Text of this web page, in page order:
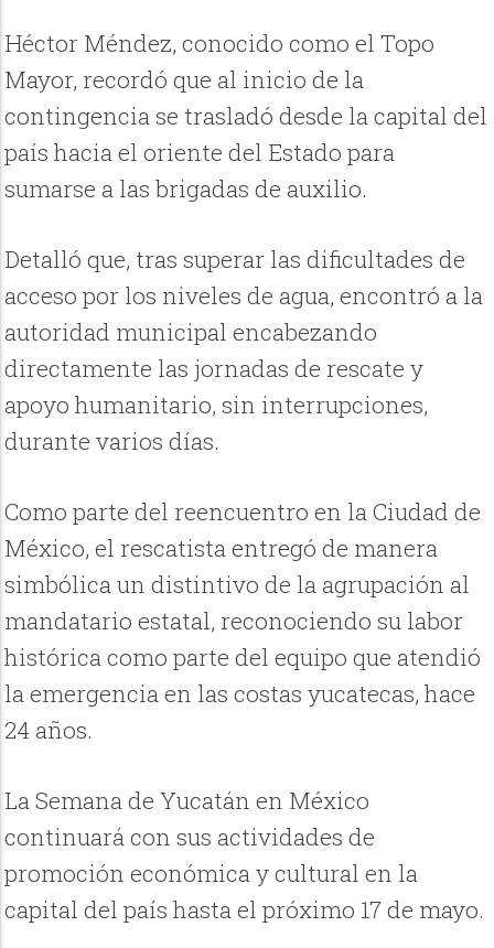
Héctor Méndez, conocido como el Topo
Mayor, recordó que al inicio de la
contingencia se trasladó desde la capital del
país hacia el oriente del Estado para
sumarse a las brigadas de auxilio.
Detalló que, tras superar las dificultades de
acceso por los niveles de agua, encontró a la
autoridad municipal encabezando
directamente las jornadas de rescate y
apoyo humanitario, sin interrupciones,
durante varios días.
Como parte del reencuentro en la Ciudad de
México, el rescatista entregó de manera
simbólica un distintivo de la agrupación al
mandatario estatal, reconociendo su labor
histórica como parte del equipo que atendió
la emergencia en las costas yucatecas, hace
24 años.
La Semana de Yucatán en México
continuará con sus actividades de
promoción económica y cultural en la
capital del país hasta el próximo 17 de mayo.